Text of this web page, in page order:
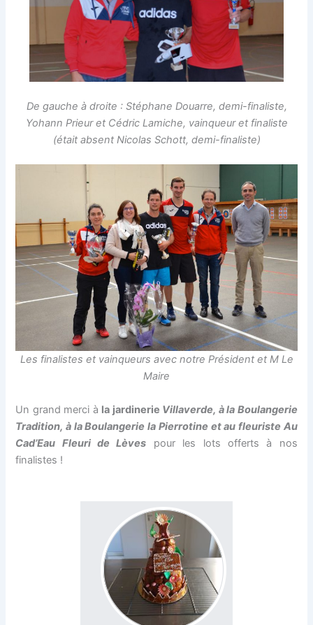
De gauche à droite : Stéphane Douarre, demi-finaliste,
Yohann Prieur et Cédric Lamiche, vainqueur et finaliste
(était absent Nicolas Schott, demi-finaliste)
Les finalistes et vainqueurs avec notre Président et M Le
Maire
Un grand merci à la jardinerie Villaverde, à la Boulangerie
Tradition, à la Boulangerie la Pierrotine et au fleuriste Au
Cad’Eau Fleuri de Lèves
pour les lots offerts à nos
finalistes !